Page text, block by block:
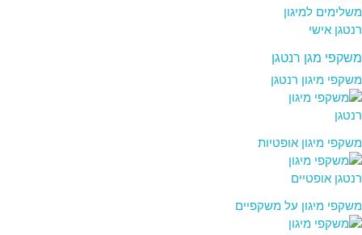
משקפי מגן רנטגן
משקפי מיגון רנטגן
משקפי מיגון אופטיות
משקפי מיגון על משקפיים